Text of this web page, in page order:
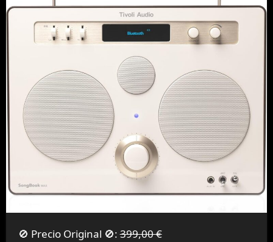
🚫 Precio Original 🚫:399,00 €